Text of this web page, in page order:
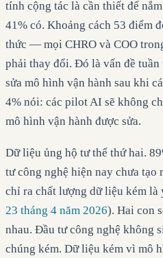
tính cộng tác là cần thiết để
41% có. Khoảng cách 53 điểm
thức — mọi CHRO và COO
phải thay đổi. Đó là vấn đề
sửa mô hình vận hành sau khi
4% nói: các pilot AI sẽ không
mô hình vận hành được sửa.
Dữ liệu ủng hộ tư thế thứ hai.
tư công nghệ hiện nay chưa
chỉ ra chất lượng dữ liệu kém là
23 tháng 4 năm 2026). Hai con
nhau. Đầu tư công nghệ không
chúng kém. Dữ liệu kém vì mô